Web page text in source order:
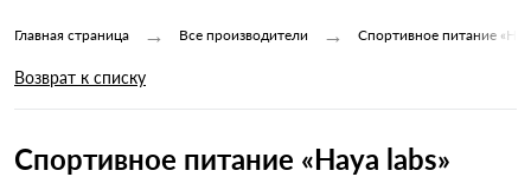
Главная страница → Все производители → Спортивное питание
Возврат к списку
Спортивное питание «Haya labs»